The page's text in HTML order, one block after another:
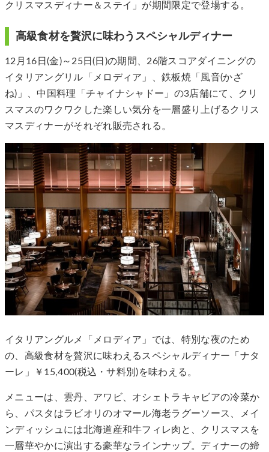
クリスマスディナー＆ステイ」が期間限定で登場する。
高級食材を贅沢に味わうスペシャルディナー
12月16日(金)～25日(日)の期間、26階スコアダイニングの
イタリアングリル「メロディア」、鉄板焼「風音(かざ
ね)」、中国料理「チャイナシャドー」の3店舗にて、クリ
スマスのワクワクした楽しい気分を一層盛り上げるクリス
マスディナーがそれぞれ販売される。
イタリアングルメ「メロディア」では、特別な夜のため
の、高級食材を贅沢に味わえるスペシャルディナー「ナタ
ーレ」￥15,400(税込・サ料別)を味わえる。
メニューは、雲丹、アワビ、オシェトラキャビアの冷菜か
ら、パスタはラビオリのオマール海老ラグーソース、メイ
ンディッシュには北海道産和牛フィレ肉と、クリスマスを
一層華やかに演出する豪華なラインナップ。ディナーの締